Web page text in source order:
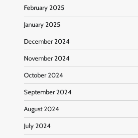
February 2025
January 2025
December 2024
November 2024
October 2024
September 2024
August 2024
July 2024